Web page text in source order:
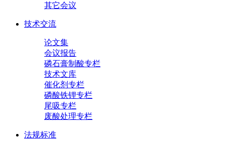
其它会议
技术交流
论文集
会议报告
磷石膏制酸专栏
技术文库
催化剂专栏
磷酸铁锂专栏
尾吸专栏
废酸处理专栏
法规标准